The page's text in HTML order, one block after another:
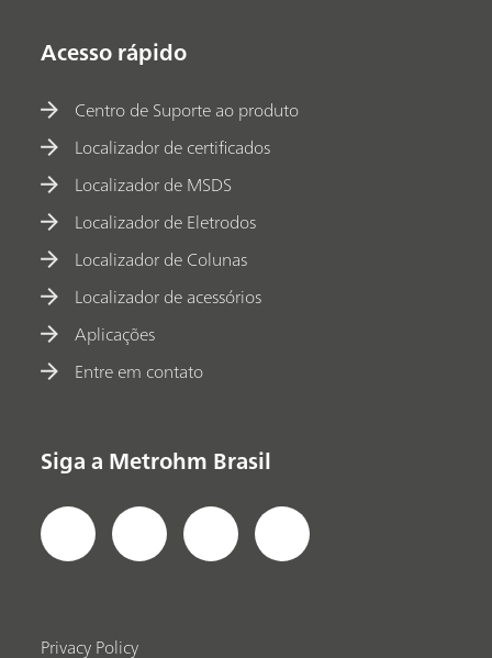
Acesso rápido
Centro de Suporte ao produto
Localizador de certificados
Localizador de MSDS
Localizador de Eletrodos
Localizador de Colunas
Localizador de acessórios
Aplicações
Entre em contato
Siga a Metrohm Brasil
Privacy Policy